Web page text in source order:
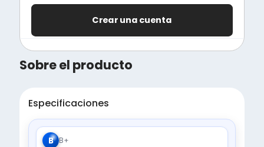
Crear una cuenta
Sobre el producto
Especificaciones
B B+